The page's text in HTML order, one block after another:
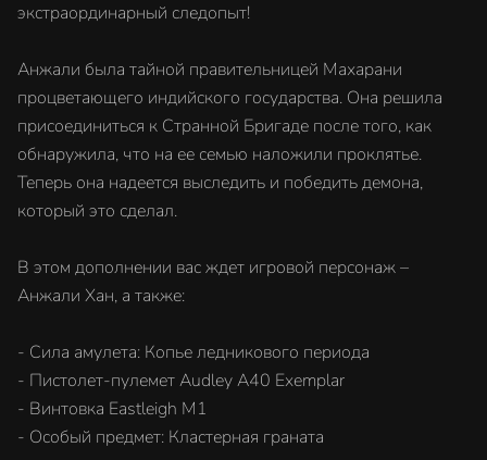
экстраординарный следопыт!
Анжали была тайной правительницей Махарани
процветающего индийского государства. Она решила
присоединиться к Странной Бригаде после того, как
обнаружила, что на ее семью наложили проклятье.
Теперь она надеется выследить и победить демона,
который это сделал.
В этом дополнении вас ждет игровой персонаж –
Анжали Хан, а также:
- Сила амулета: Копье ледникового периода
- Пистолет-пулемет Audley A40 Exemplar
- Винтовка Eastleigh M1
- Особый предмет: Кластерная граната